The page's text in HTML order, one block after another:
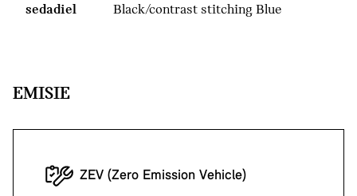
sedadiel
Black/contrast stitching Blue
EMISIE
ZEV (Zero Emission Vehicle)